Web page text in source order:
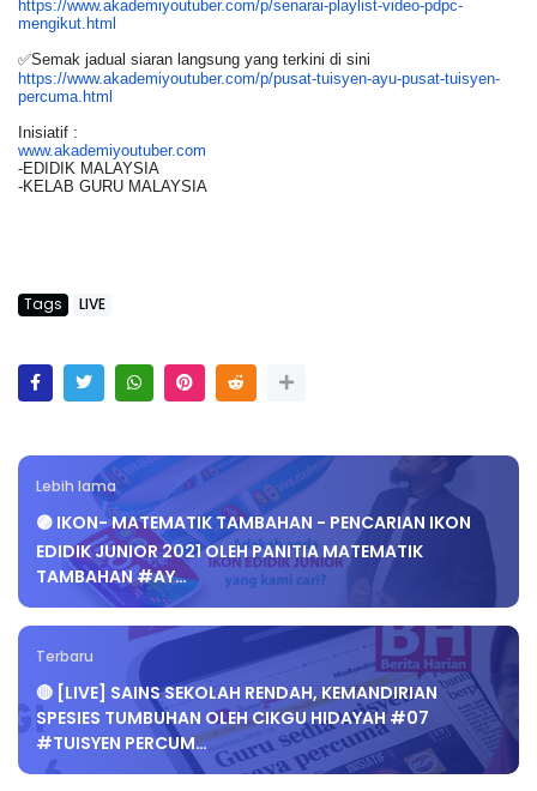
https://www.akademiyoutuber.com/p/senarai-playlist-video-pdpc-
mengikut.html
✅Semak jadual siaran langsung yang terkini di sini
https://www.akademiyoutuber.com/p/pusat-tuisyen-ayu-pusat-tuisyen-
percuma.html
Inisiatif :
www.akademiyoutuber.com
-EDIDIK MALAYSIA
-KELAB GURU MALAYSIA
Tags LIVE
Lebih lama
🟣 IKON- MATEMATIK TAMBAHAN - PENCARIAN IKON
EDIDIK JUNIOR 2021 OLEH PANITIA MATEMATIK
TAMBAHAN #AY…
Terbaru
🔴 [LIVE] SAINS SEKOLAH RENDAH, KEMANDIRIAN
SPESIES TUMBUHAN OLEH CIKGU HIDAYAH #07
#TUISYEN PERCUM…